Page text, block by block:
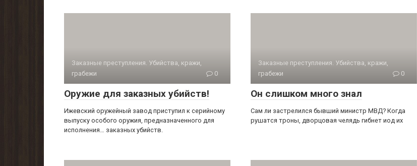
Заказные преступления. Убийства, кражи,
грабежи
0
Оружие для заказных убийств!
Ижевский оружейный завод приступил к серийному
выпуску особого оружия, предназначенного для
исполнения… заказных убийств.
Заказные преступления. Убийства, кражи,
грабежи
0
Он слишком много знал
Сам ли застрелился бывший министр МВД? Когда
рушатся троны, дворцовая челядь гибнет иод их